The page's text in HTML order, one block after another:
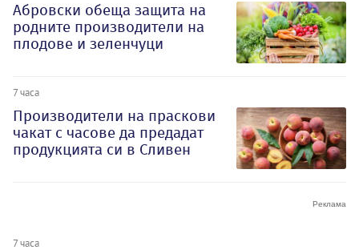
Абровски обеща защита на
родните производители на
плодове и зеленчуци
7 часа
Производители на праскови
чакат с часове да предадат
продукцията си в Сливен
7 часа